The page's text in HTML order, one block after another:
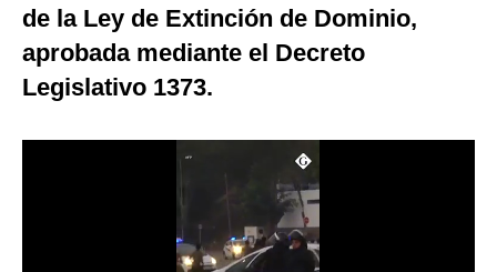
Podcast
Gestión TV
Videos
Fotogalerías
de la Ley de Extinción de Dominio,
aprobada mediante el Decreto
Legislativo 1373.